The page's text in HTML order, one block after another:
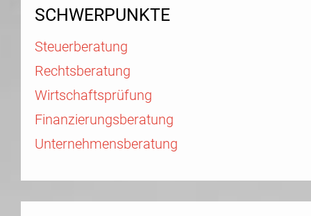
SCHWERPUNKTE
Steuerberatung
Rechtsberatung
Wirtschaftsprüfung
Finanzierungsberatung
Unternehmensberatung